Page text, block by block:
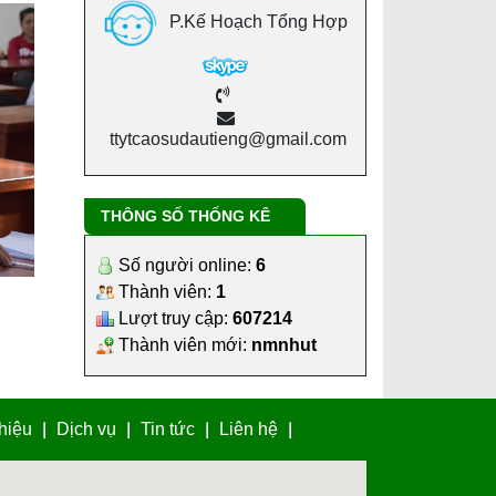
P.Kế Hoạch Tổng Hợp
ttytcaosudautieng@gmail.com
THÔNG SỐ THỐNG KÊ
Số người online: 6
Thành viên: 1
Lượt truy cập: 607214
Thành viên mới: nmnhut
Dịch vụ Tin tức Liên hệ